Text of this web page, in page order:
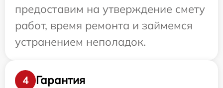
предоставим на утверждение смету
работ, время ремонта и займемся
устранением неполадок.
4
Гарантия